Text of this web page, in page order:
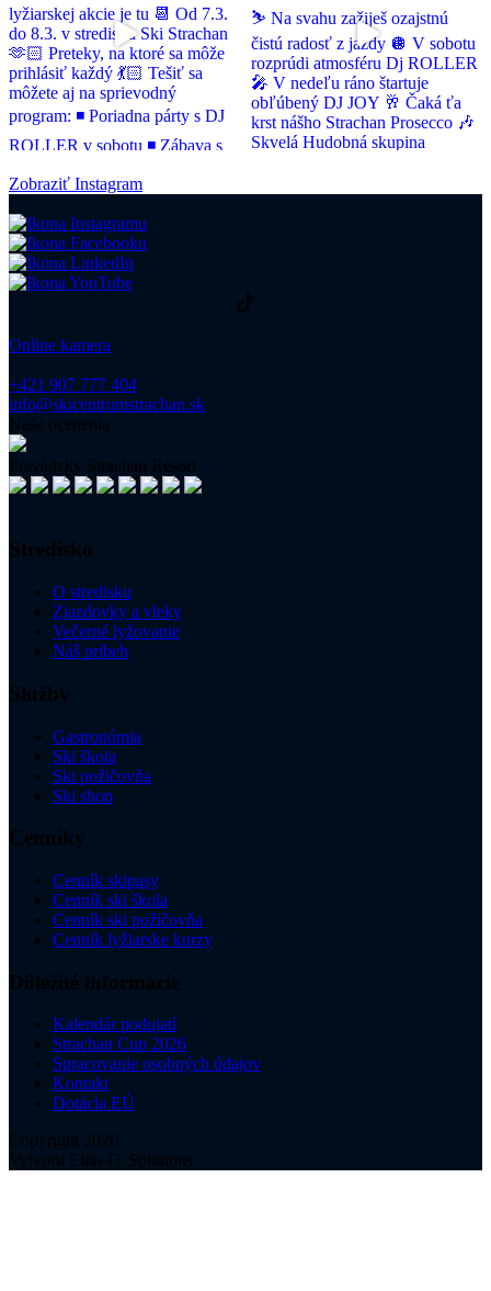
Zobraziť Instagram
Online kamera
+421 907 777 404
info@skicentrumstrachan.sk
Naše ocenenia
Prevádzky Strachan Resort
Stredisko
O stredisku
Zjazdovky a vleky
Večerné lyžovanie
Náš príbeh
Služby
Gastronómia
Ski škola
Ski požičovňa
Ski shop
Cenníky
Cenník skipasy
Cenník ski škola
Cenník ski požičovňa
Cenník lyžiarske kurzy
Dôležité informácie
Kalendár podujatí
Strachan Cup 2026
Spracovanie osobných údajov
Kontakt
Dotácia EÚ
Copyright 2026
Vytvoril Elias IT Solutions